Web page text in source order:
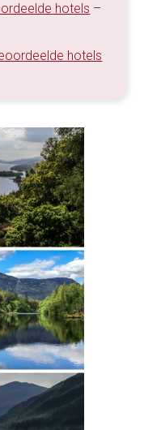
hotels –
hotels